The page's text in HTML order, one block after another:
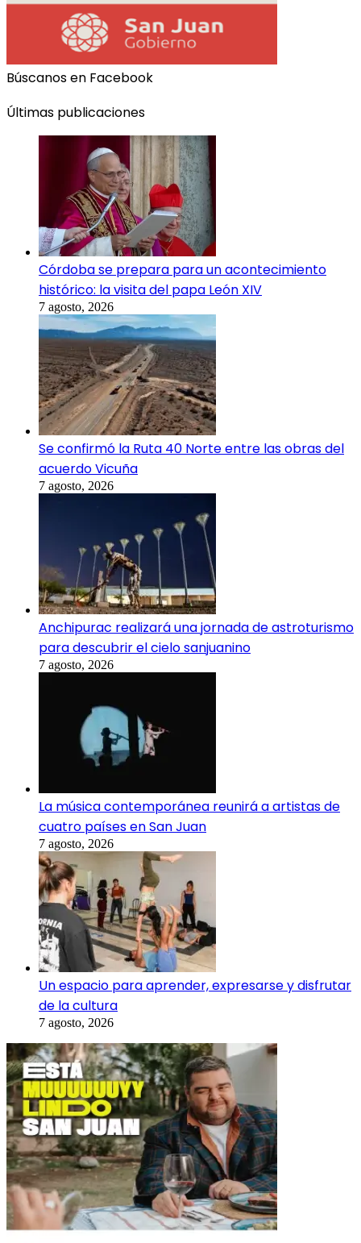
Búscanos en Facebook
Últimas publicaciones
Córdoba se prepara para un acontecimiento
histórico: la visita del papa León XIV
7 agosto, 2026
Se confirmó la Ruta 40 Norte entre las obras del
acuerdo Vicuña
7 agosto, 2026
Anchipurac realizará una jornada de astroturismo
para descubrir el cielo sanjuanino
7 agosto, 2026
La música contemporánea reunirá a artistas de
cuatro países en San Juan
7 agosto, 2026
Un espacio para aprender, expresarse y disfrutar
de la cultura
7 agosto, 2026